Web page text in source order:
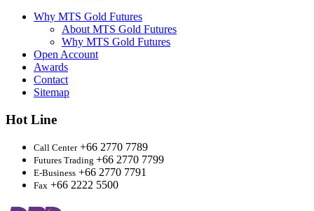
Why MTS Gold Futures
About MTS Gold Futures
Why MTS Gold Futures
Open Account
Awards
Contact
Sitemap
Hot Line
Call Center+66 2770 7789
Futures Trading +66 2770 7799
E-Business +66 2770 7791
Fax +66 2222 5500